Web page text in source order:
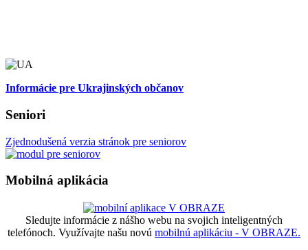
Informácie pre Ukrajinských občanov
Seniori
Zjednodušená verzia stránok pre seniorov
Mobilná aplikácia
Sledujte informácie z nášho webu na svojich inteligentných
telefónoch. Využívajte našu novú mobilnú aplikáciu - V OBRAZE.